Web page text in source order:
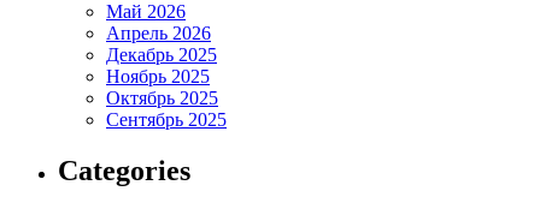
Май 2026
Апрель 2026
Декабрь 2025
Ноябрь 2025
Октябрь 2025
Сентябрь 2025
Categories